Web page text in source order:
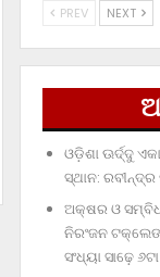
PREV NEXT
ଓଡ଼ିଶା ଊର୍ଦ୍ଦୁ
ସ୍ଥାନ:
ଅକ୍ଷର ଓ
ନିରଂଜନ
ସଂଧ୍ୟା ସାଢ଼େ ୬ଟା